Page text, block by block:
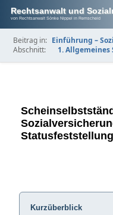
Rechtsanwalt und
von Rechtsanwalt Sönke Nippel in Remscheid
Beitrag in: Einführung –
Abschnitt:
1.
Kurzüberblick